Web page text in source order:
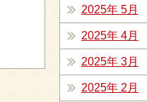
2025年 5月
2025年 4月
2025年 3月
2025年 2月